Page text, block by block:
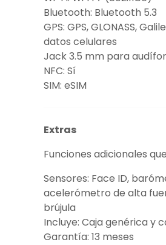
Bluetooth: Bluetooth 5.3
GPS: GPS, GLONASS,
datos celulares
Jack 3.5 mm para
NFC: Sí
SIM: eSIM
Extras
Funciones adicionales
Sensores: Face ID,
acelerómetro de alta
brújula
Incluye: Caja genérica y
Garantía: 13 meses